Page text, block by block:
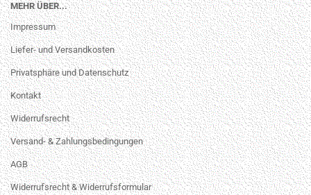
MEHR ÜBER...
Impressum
Liefer- und Versandkosten
Privatsphäre und Datenschutz
Kontakt
Widerrufsrecht
Versand- & Zahlungsbedingungen
AGB
Widerrufsrecht & Widerrufsformular